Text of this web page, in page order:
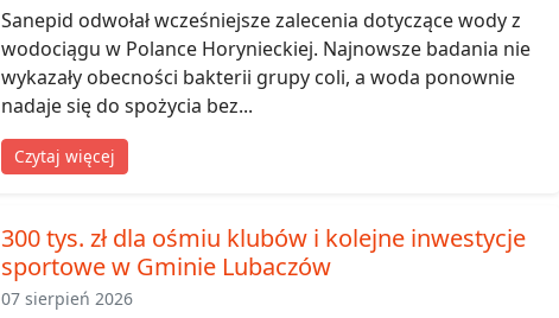
Sanepid odwołał wcześniejsze zalecenia dotyczące wody z
wodociągu w Polance Horynieckiej. Najnowsze badania nie
wykazały obecności bakterii grupy coli, a woda ponownie
nadaje się do spożycia bez...
Czytaj więcej
300 tys. zł dla ośmiu klubów i kolejne inwestycje
sportowe w Gminie Lubaczów
07 sierpień 2026